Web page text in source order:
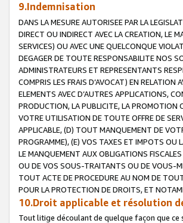
9.Indemnisation
DANS LA MESURE AUTORISEE PAR LA
DIRECT OU INDIRECT AVEC LA CREATION, LE
SERVICES) OU AVEC UNE QUELCONQUE
DEGAGER DE TOUTE RESPONSABILITE NOS
ADMINISTRATEURS ET REPRESENTANTS
COMPRIS LES FRAIS D’AVOCAT) EN
ELEMENTS AVEC D’AUTRES APPLICATIONS,
PRODUCTION, LA PUBLICITE, LA PROMOTION
VOTRE UTILISATION DE TOUTE OFFRE DE
APPLICABLE, (D) TOUT MANQUEMENT DE
PROGRAMME), (E) VOS TAXES ET IMPOTS OU
LE MANQUEMENT AUX OBLIGATIONS
OU DE VOS SOUS-TRAITANTS OU DE VOUS-
TOUT ACTE DE PROCEDURE AU NOM DE
POUR LA PROTECTION DE DROITS, ET
10.Droit applicable et résolution
Tout litige découlant de quelque façon que